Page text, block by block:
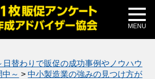
MENU
メディア掲載
公式ブログ
日替わりで販促の成功事例やノウハウ
～ >中小製造業の強みの見つけ方が